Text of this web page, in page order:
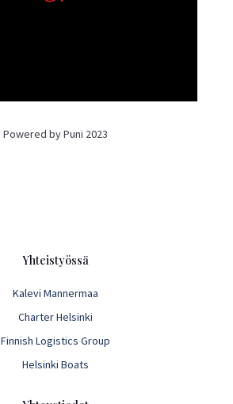
Powered by Puni 2023
Yhteistyössä
Kalevi Mannermaa
Charter Helsinki
Finnish Logistics Group
Helsinki Boats